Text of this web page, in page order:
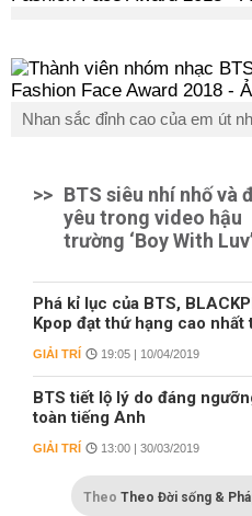
Nhan sắc đỉnh cao của em út
>> BTS siêu nhí nhố và
yêu trong video hậu
trường ‘Boy With
Phá kỉ lục của BTS,
Kpop đạt thứ hạng cao
GIẢI TRÍ 19:05 | 10/04/2019
BTS tiết lộ lý do đáng
toàn tiếng Anh
GIẢI TRÍ 13:00 | 30/03/2019
Theo Theo Đời sống &